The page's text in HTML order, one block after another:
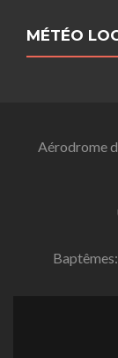
MÉTÉO
Aérodrome